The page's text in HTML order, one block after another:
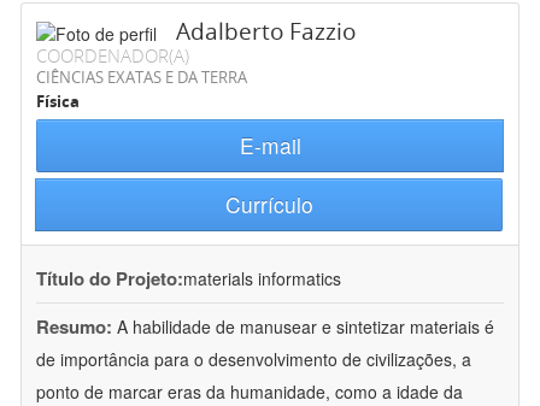
Adalberto Fazzio
COORDENADOR(A)
CIÊNCIAS EXATAS E DA TERRA
Física
E-mail
Currículo
Título do Projeto:materials informatics
Resumo: A habilidade de manusear e sintetizar materiais é
de importância para o desenvolvimento de civilizações, a
ponto de marcar eras da humanidade, como a idade da